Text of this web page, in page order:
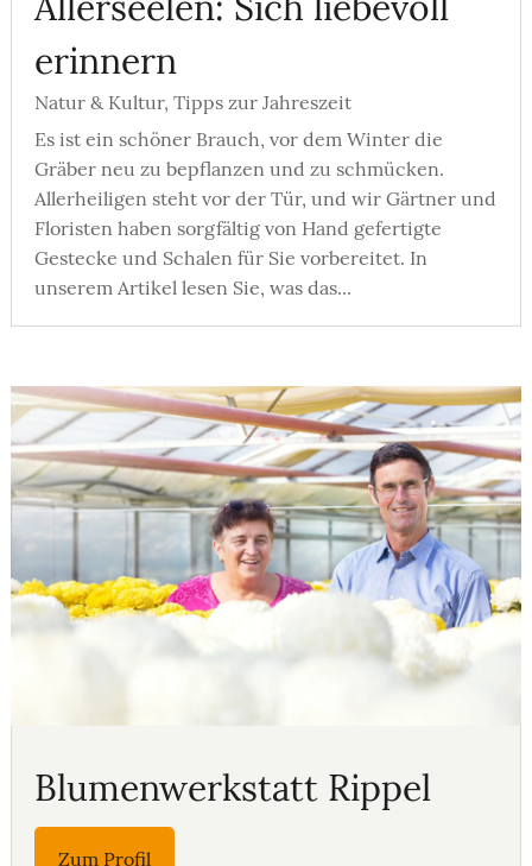
erinnern
Natur & Kultur, Tipps zur Jahreszeit
Es ist ein schöner Brauch, vor dem Winter die
Gräber neu zu bepflanzen und zu schmücken.
Allerheiligen steht vor der Tür, und wir Gärtner und
Floristen haben sorgfältig von Hand gefertigte
Gestecke und Schalen für Sie vorbereitet. In
unserem Artikel lesen Sie, was das...
Blumenwerkstatt Rippel